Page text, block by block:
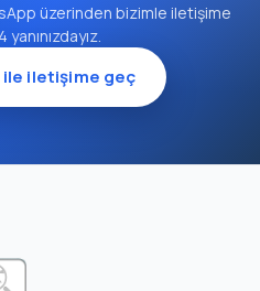
üzerinden bizimle iletişime
iletişime geç